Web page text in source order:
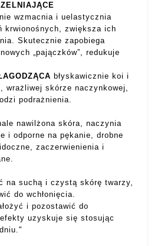
wzmacnia i uelastycznia
krwionośnych, zwiększa ich
Skutecznie zapobiega
„pajączków”, redukuje
błyskawicznie koi i
wrażliwej skórze naczynkowej,
podrażnienia.
nawilżona skóra, naczynia
i odporne na pękanie, drobne
zaczerwienienia i
na suchą i czystą skórę twarzy,
do wchłonięcia.
i pozostawić do
uzyskuje się stosując